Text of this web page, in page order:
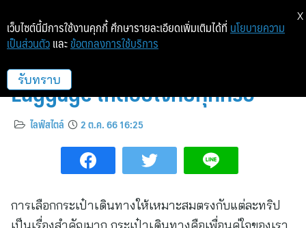
วิธีเลือกกระเป๋าเดินทาง HQ
Luggage ให้ตอบโจทย์ทุกทริป
ไลฟ์สไตล์ 2 ต.ค. 66 16:25
การเลือกกระเป๋าเดินทางให้เหมาะสมตรงกับแต่ละทริป
เว็บไซต์นี้มีการใช้งานคุกกี้ ศึกษารายละเอียดเพิ่มเติมได้ที่ นโยบายความ
เป็นส่วนตัว และ ข้อตกลงการใช้บริการ
รับทราบ
X